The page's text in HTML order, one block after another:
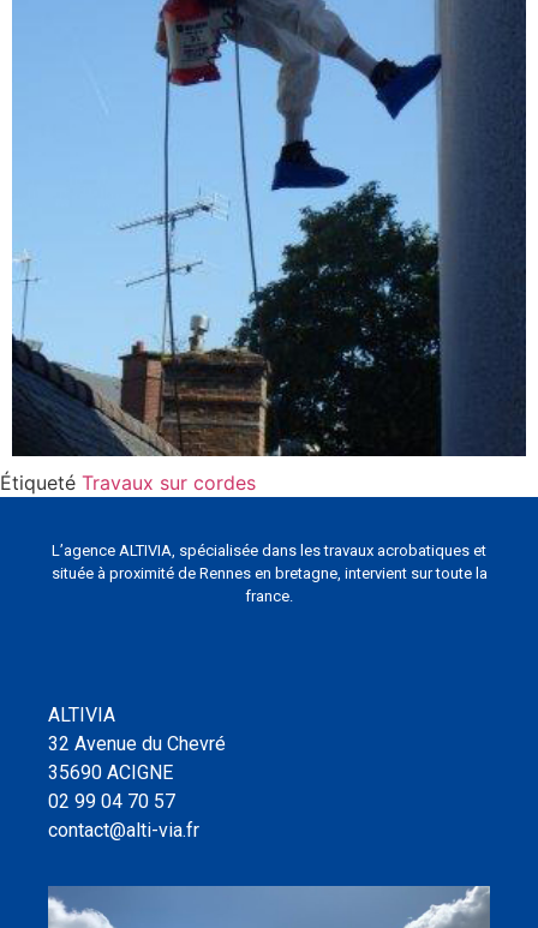
Étiqueté Travaux sur cordes
L’agence ALTIVIA, spécialisée dans les travaux acrobatiques et
située à proximité de Rennes en bretagne, intervient sur toute la
france.
ALTIVIA
32 Avenue du Chevré
35690 ACIGNE
02 99 04 70 57
contact@alti-via.fr